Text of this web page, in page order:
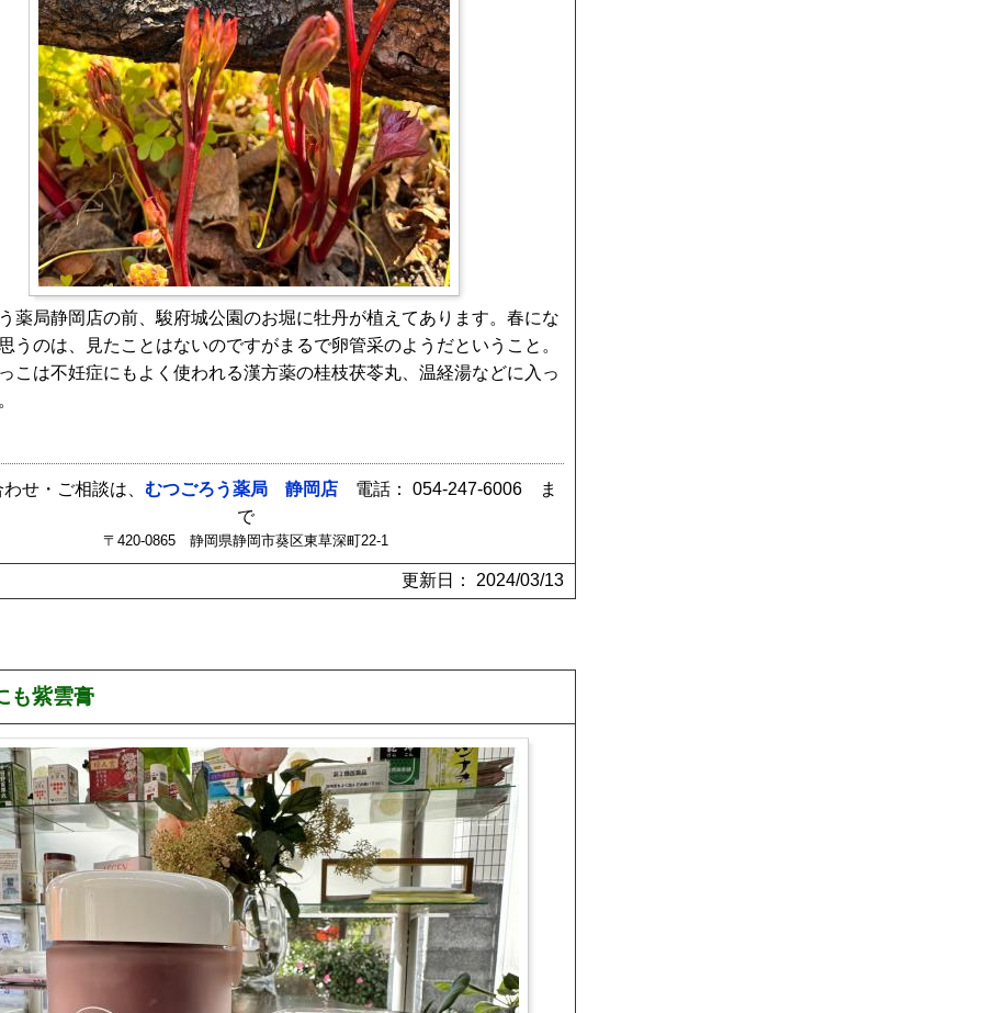
薬局静岡店の前、駿府城公園のお堀に牡丹が植えてあります。春にな
うのは、見たことはないのですがまるで卵管采のようだということ。
こは不妊症にもよく使われる漢方薬の桂枝茯苓丸、温経湯などに入っ
せ・ご相談は、 むつごろう薬局 静岡店 電話： 054-247-6006 ま
で
〒420-0865 静岡県静岡市葵区東草深町22-1
更新日： 2024/03/13
も紫雲膏